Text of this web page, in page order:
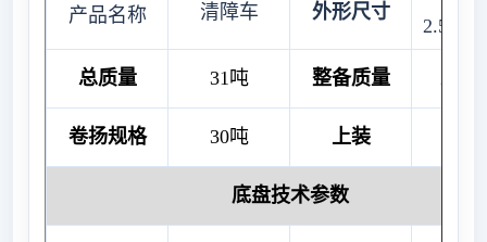
产品名称 清障车 外形尺寸
总质量 31吨 整备质量
卷扬规格 30吨 上装
底盘技术参数